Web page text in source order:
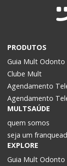
PRODUTOS
Guia Mult Odonto
Clube Mult
Agendamento
Agendamento
MULTSAÚDE
quem somos
seja um
EXPLORE
Guia Mult Odonto